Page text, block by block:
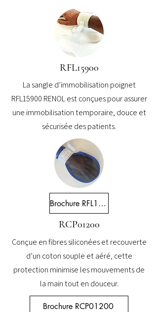
RFL15900
La sangle d’immobilisation poignet
RFL15900 RENOL est conçues pour assurer
une immobilisation temporaire, douce et
sécurisée des patients.
Brochure RFL15900
RCP01200
Conçue en fibres siliconées et recouverte
d’un coton souple et aéré, cette
protection minimise les mouvements de
la main tout en douceur.
Brochure RCP01200